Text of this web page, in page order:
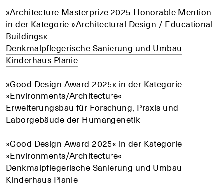
»Architecture Masterprize 2025 Honorable Mention
in der Kategorie »Architectural Design / Educational
Buildings«
Denkmalpflegerische Sanierung und Umbau
Kinderhaus Planie
»Good Design Award 2025« in der Kategorie
»Environments/Architecture«
Erweiterungsbau für Forschung, Praxis und
Laborgebäude der Humangenetik
»Good Design Award 2025« in der Kategorie
»Environments/Architecture«
Denkmalpflegerische Sanierung und Umbau
Kinderhaus Planie